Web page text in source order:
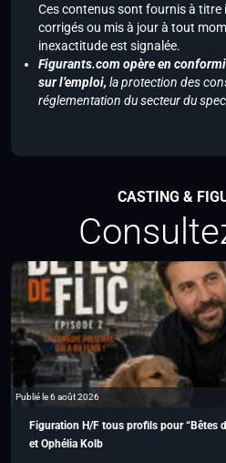
Ces contenus sont fournis à
corrigés ou mis à jour à tout
inexactitude est signalée.
Figurants.com opère en
sur l’emploi, la protection des
réglementation du secteur du
CASTING &
Publié le 6 août 2026
Figuration H/F tous profils pour “Bêtes
et Ophélia Kolb